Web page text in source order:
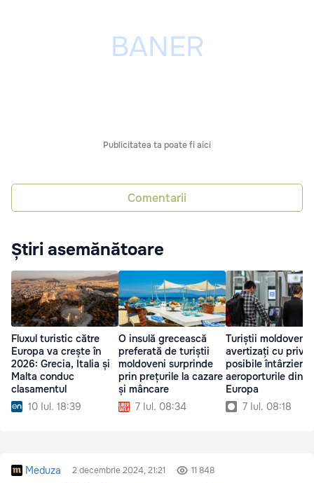
Publicitatea ta poate fi aici
Comentarii
Știri asemănătoare
Fluxul turistic către
Europa va crește în
2026: Grecia, Italia și
Malta conduc
clasamentul
10 Iul. 18:39
O insulă grecească
preferată de turiștii
moldoveni surprinde
prin prețurile la cazare
și mâncare
7 Iul. 08:34
Turiștii moldoveni,
avertizați cu
posibile întârzieri
aeroporturile din
Europa
7 Iul. 08:18
Meduza 2 decembrie 2024, 21:21 11 848